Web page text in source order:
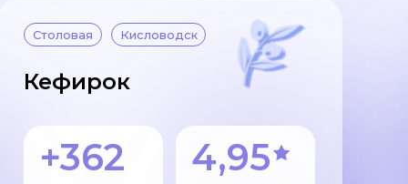
Кефирок
Столовая Кисловодск
4,95
+362